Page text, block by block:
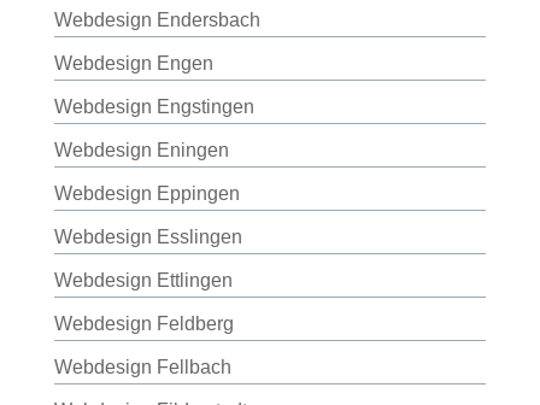
Webdesign Endersbach
Webdesign Engen
Webdesign Engstingen
Webdesign Eningen
Webdesign Eppingen
Webdesign Esslingen
Webdesign Ettlingen
Webdesign Feldberg
Webdesign Fellbach